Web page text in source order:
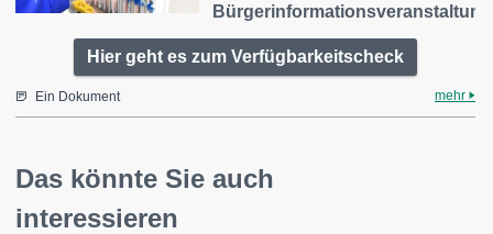
Hier geht es zum Verfügbarkeitscheck
Ein Dokument mehr
Das könnte Sie auch
interessieren